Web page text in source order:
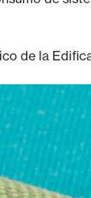
de la